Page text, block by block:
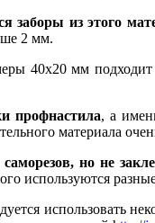
заборы из этого
2 мм.
40х20 мм
профнастила, а
материала
но не
используются
использовать